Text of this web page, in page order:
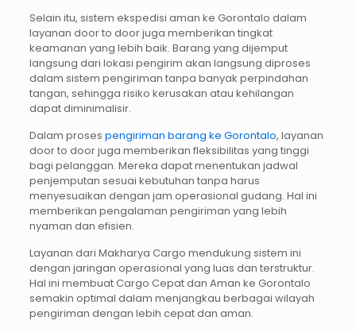
Selain itu, sistem ekspedisi aman ke Gorontalo dalam
layanan door to door juga memberikan tingkat
keamanan yang lebih baik. Barang yang dijemput
langsung dari lokasi pengirim akan langsung diproses
dalam sistem pengiriman tanpa banyak perpindahan
tangan, sehingga risiko kerusakan atau kehilangan
dapat diminimalisir.
Dalam proses pengiriman barang ke Gorontalo, layanan
door to door juga memberikan fleksibilitas yang tinggi
bagi pelanggan. Mereka dapat menentukan jadwal
penjemputan sesuai kebutuhan tanpa harus
menyesuaikan dengan jam operasional gudang. Hal ini
memberikan pengalaman pengiriman yang lebih
nyaman dan efisien.
Layanan dari Makharya Cargo mendukung sistem ini
dengan jaringan operasional yang luas dan terstruktur.
Hal ini membuat Cargo Cepat dan Aman ke Gorontalo
semakin optimal dalam menjangkau berbagai wilayah
pengiriman dengan lebih cepat dan aman.